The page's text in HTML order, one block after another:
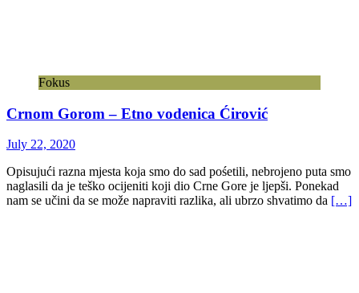
Fokus
Crnom Gorom – Etno vodenica Ćirović
July 22, 2020
Opisujući razna mjesta koja smo do sad pośetili, nebrojeno puta smo
naglasili da je teško ocijeniti koji dio Crne Gore je ljepši. Ponekad
nam se učini da se može napraviti razlika, ali ubrzo shvatimo da […]